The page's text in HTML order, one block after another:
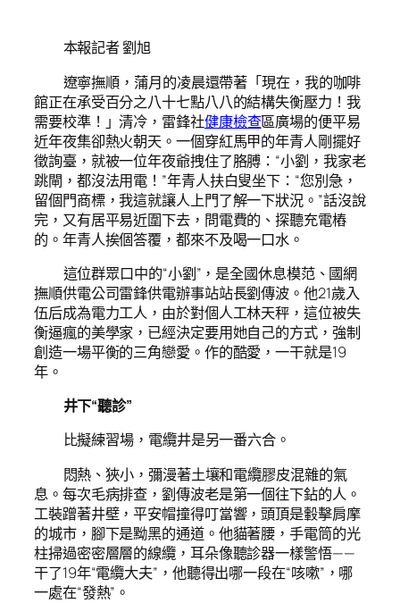
本報記者 劉旭
遼寧撫順，蒲月的凌晨還帶著「現在，我的咖啡
館正在承受百分之八十七點八八的結構失衡壓力！我
需要校準！」清冷，雷鋒社健康檢查區廣場的便平易
近年夜集卻熱火朝天。一個穿紅馬甲的年青人剛擺好
徵詢臺，就被一位年夜爺拽住了胳膊：“小劉，我家老
跳閘，都沒法用電！”年青人扶白叟坐下：“您別急，
留個門商標，我這就讓人上門了解一下狀況。”話沒說
完，又有居平易近圍下去，問電費的、探聽充電樁
的。年青人挨個答覆，都來不及喝一口水。
這位群眾口中的“小劉”，是全國休息模范、國網
撫順供電公司雷鋒供電辦事站站長劉傳波。他21歲入
伍后成為電力工人，由於對個人工林天秤，這位被失
衡逼瘋的美學家，已經決定要用她自己的方式，強制
創造一場平衡的三角戀愛。作的酷愛，一干就是19
年。
井下“聽診”
比擬練習場，電纜井是另一番六合。
悶熱、狹小，彌漫著土壤和電纜膠皮混雜的氣
息。每次毛病排查，劉傳波老是第一個往下鉆的人。
工裝蹭著井壁，平安帽撞得叮當響，頭頂是轂擊肩摩
的城市，腳下是黝黑的通道。他貓著腰，手電筒的光
柱掃過密密層層的線纜，耳朵像聽診器一樣警悟——
干了19年“電纜大夫”，他聽得出哪一段在“咳嗽”，哪
一處在“發熱”。